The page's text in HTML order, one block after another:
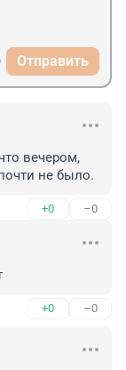
Отправить
вечером,
не было.
+0 –0
+0 –0